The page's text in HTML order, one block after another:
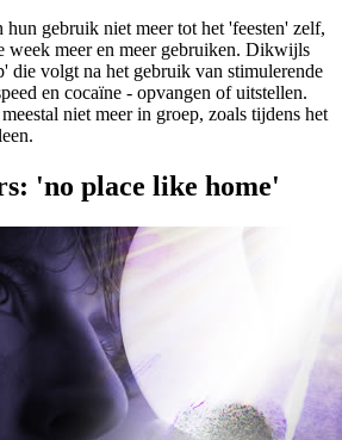
hun gebruik niet meer tot het 'feesten' zelf,
week meer en meer gebruiken. Dikwijls
die volgt na het gebruik van stimulerende
en cocaïne - opvangen of uitstellen.
niet meer in groep, zoals tijdens het
'no place like home'